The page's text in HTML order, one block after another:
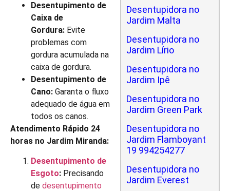
Desentupimento de
Caixa de
Gordura: Evite
problemas com
gordura acumulada na
caixa de gordura.
Desentupimento de
Cano: Garanta o fluxo
adequado de água em
todos os canos.
Atendimento Rápido 24
horas no Jardim Miranda:
Desentupimento de
Esgoto: Precisando
de desentupimento
Desentupidora no
Jardim Malta
Desentupidora no
Jardim Lírio
Desentupidora no
Jardim Ipê
Desentupidora no
Jardim Green Park
Desentupidora no
Jardim Flamboyant
19 994254277
Desentupidora no
Jardim Everest